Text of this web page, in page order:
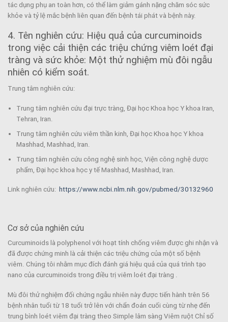
tác dụng phụ an toàn hơn, có thể làm giảm gánh nặng chăm sóc sức
khỏe và tỷ lệ mắc bệnh liên quan đến bệnh tái phát và bệnh này.
4. Tên nghiên cứu: Hiệu quả của curcuminoids
trong việc cải thiện các triệu chứng viêm loét đại
tràng và sức khỏe: Một thử nghiệm mù đôi ngẫu
nhiên có kiểm soát.
Trung tâm nghiên cứu:
Trung tâm nghiên cứu đại trực tràng, Đại học Khoa học Y khoa Iran,
Tehran, Iran.
Trung tâm nghiên cứu viêm thần kinh, Đại học Khoa học Y khoa
Mashhad, Mashhad, Iran.
Trung tâm nghiên cứu công nghệ sinh học, Viện công nghệ dược
phẩm, Đại học khoa học y tế Mashhad, Mashhad, Iran.
Link nghiên cứu: https://www.ncbi.nlm.nih.gov/pubmed/30132960
Cơ sở của nghiên cứu
Curcuminoids là polyphenol với hoạt tính chống viêm được ghi nhận và
đã được chứng minh là cải thiện các triệu chứng của một số bệnh
viêm. Chúng tôi nhằm mục đích đánh giá hiệu quả của quá trình tạo
nano của curcuminoids trong điều trị viêm loét đại tràng .
Mù đôi thử nghiệm đối chứng ngẫu nhiên này được tiến hành trên 56
bệnh nhân tuổi từ 18 tuổi trở lên với chẩn đoán cuối cùng từ nhẹ đến
trung bình loét viêm đại tràng theo Simple lâm sàng Viêm ruột Chỉ số